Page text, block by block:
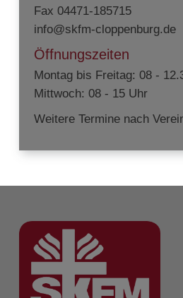
Fax 04471-185715
info@skfm-cloppenburg.de
Öffnungszeiten
Montag bis Freitag: 08 -
Mittwoch: 08 - 15 Uhr
Weitere Termine nach